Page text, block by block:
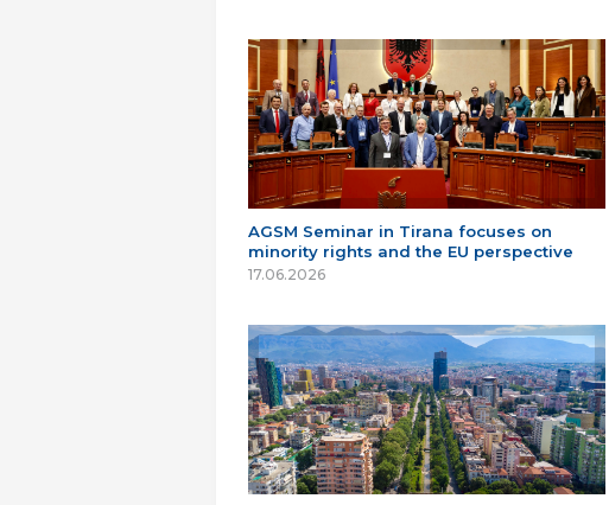
AGSM Seminar in Tirana focuses on
minority rights and the EU perspective
17.06.2026